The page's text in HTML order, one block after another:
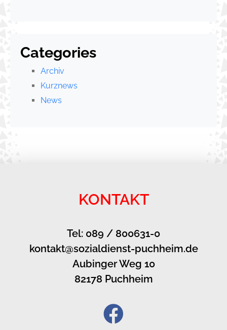
Categories
Archiv
Kurznews
News
KONTAKT
Tel: 089 / 800631-0
kontakt@sozialdienst-puchheim.de
Aubinger Weg 10
82178 Puchheim